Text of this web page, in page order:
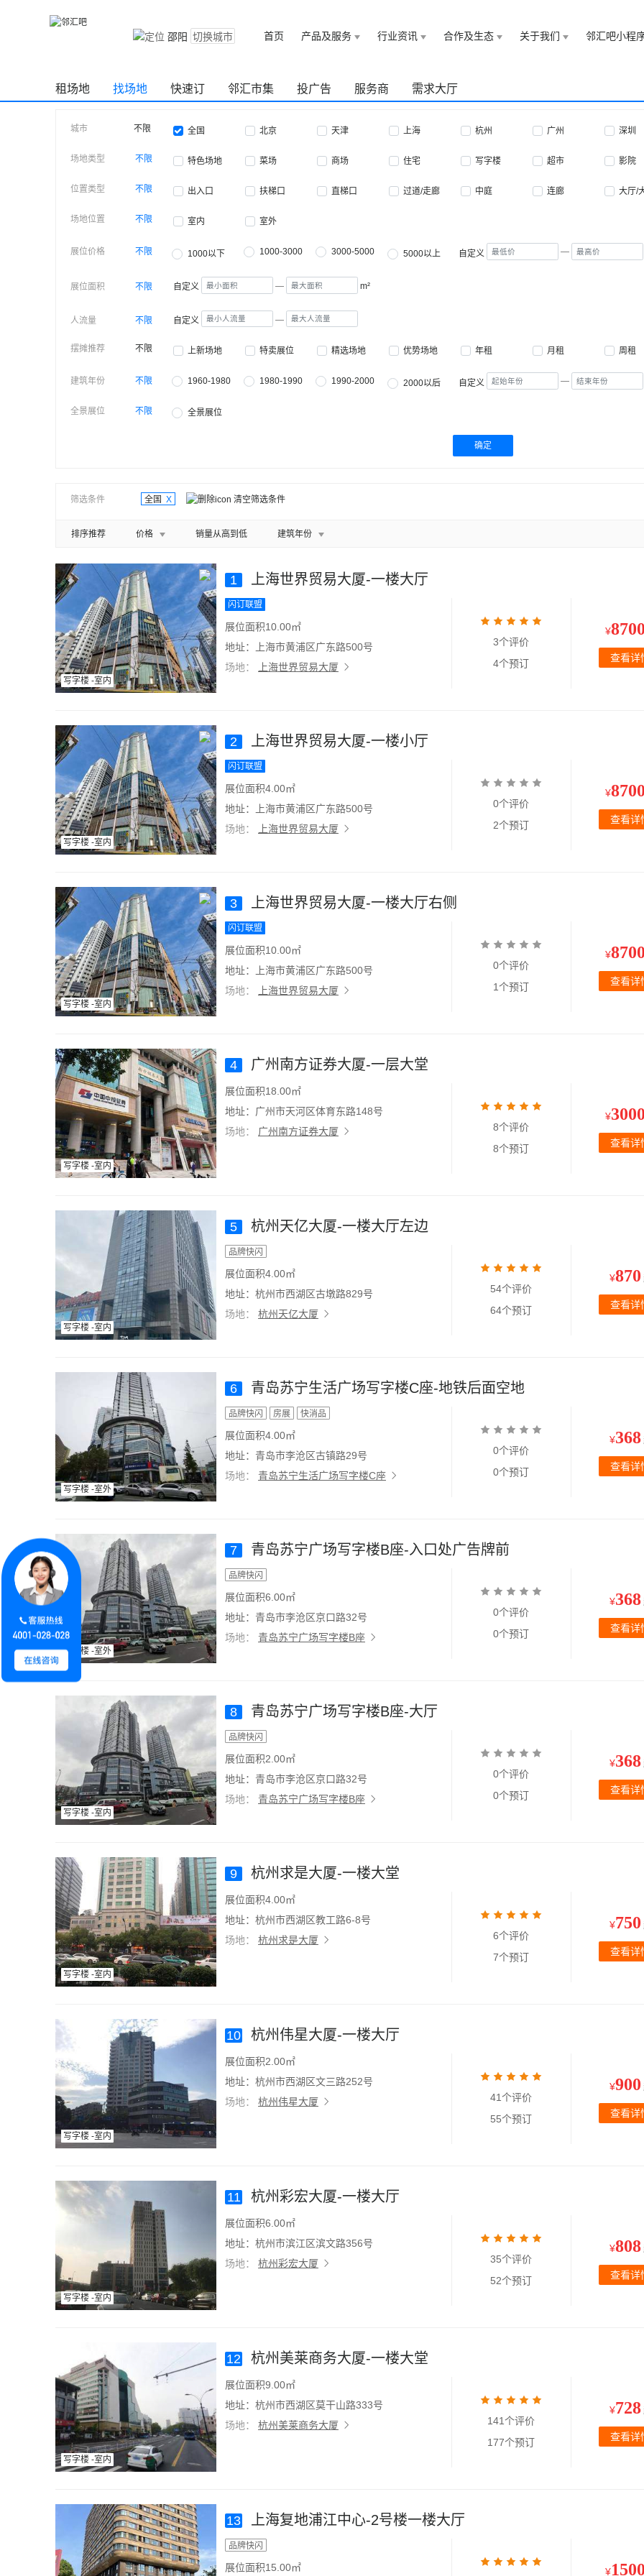
邵阳 切换城市 首页 产品及服务 行业资讯 合作及生态 关于我们 邻汇吧小程
租场地 找场地 快速订 邻汇市集 投广告 服务商 需求大厅
城市 不限 全国 北京 天津 上海 杭州 广州 深圳
场地类型 不限 特色场地 菜场 商场 住宅 写字楼 超市 影院
位置类型 不限 出入口 扶梯口 直梯口 过道/走廊 中庭 连廊 大厅/
场地位置 不限 室内 室外
展位价格 不限 1000以下 1000-3000 3000-5000 5000以上 自定义 —
展位面积 不限 自定义 — m²
人流量 不限 自定义 —
摆摊推荐 不限 上新场地 特卖展位 精选场地 优势场地 年租 月租 周租
建筑年份 不限 1960-1980 1980-1990 1990-2000 2000以后 自定义 —
全景展位 不限 全景展位
确定
筛选条件 全国 X 清空筛选条件
排序推荐 价格 销量从高到低 建筑年份
写字楼 -室内
1 上海世界贸易大厦-一楼大厅
闪订联盟
展位面积10.00㎡
地址：上海市黄浦区广东路500号
场地：
上海世界贸易大厦
3个评价
4个预订
¥8700
查看详
写字楼 -室内
2 上海世界贸易大厦-一楼小厅
闪订联盟
展位面积4.00㎡
地址：上海市黄浦区广东路500号
场地：
上海世界贸易大厦
0个评价
2个预订
¥8700
查看详
写字楼 -室内
3 上海世界贸易大厦-一楼大厅右侧
闪订联盟
展位面积10.00㎡
地址：上海市黄浦区广东路500号
场地：
上海世界贸易大厦
0个评价
1个预订
¥8700
查看详
写字楼 -室内
4 广州南方证券大厦-一层大堂
展位面积18.00㎡
地址：广州市天河区体育东路148号
场地：
广州南方证券大厦
8个评价
8个预订
¥3000
查看详
写字楼 -室内
5 杭州天亿大厦-一楼大厅左边
品牌快闪
展位面积4.00㎡
地址：杭州市西湖区古墩路829号
场地：
杭州天亿大厦
54个评价
64个预订
¥870
查看详
写字楼 -室外
6 青岛苏宁生活广场写字楼C座-地铁后面空地
品牌快闪 房展 快消品
展位面积4.00㎡
地址：青岛市李沧区古镇路29号
场地：
青岛苏宁生活广场写字楼C座
0个评价
0个预订
¥368
查看详
写字楼 -室外
7 青岛苏宁广场写字楼B座-入口处广告牌前
品牌快闪
展位面积6.00㎡
地址：青岛市李沧区京口路32号
场地：
青岛苏宁广场写字楼B座
0个评价
0个预订
¥368
查看详
写字楼 -室内
8 青岛苏宁广场写字楼B座-大厅
品牌快闪
展位面积2.00㎡
地址：青岛市李沧区京口路32号
场地：
青岛苏宁广场写字楼B座
0个评价
0个预订
¥368
查看详
写字楼 -室内
9 杭州求是大厦-一楼大堂
展位面积4.00㎡
地址：杭州市西湖区教工路6-8号
场地：
杭州求是大厦
6个评价
7个预订
¥750
查看详
写字楼 -室内
10 杭州伟星大厦-一楼大厅
展位面积2.00㎡
地址：杭州市西湖区文三路252号
场地：
杭州伟星大厦
41个评价
55个预订
¥900
查看详
写字楼 -室内
11 杭州彩宏大厦-一楼大厅
展位面积6.00㎡
地址：杭州市滨江区滨文路356号
场地：
杭州彩宏大厦
35个评价
52个预订
¥808
查看详
写字楼 -室内
12 杭州美莱商务大厦-一楼大堂
展位面积9.00㎡
地址：杭州市西湖区莫干山路333号
场地：
杭州美莱商务大厦
141个评价
177个预订
¥728
查看详
13 上海复地浦江中心-2号楼一楼大厅
品牌快闪
展位面积15.00㎡ ¥1500